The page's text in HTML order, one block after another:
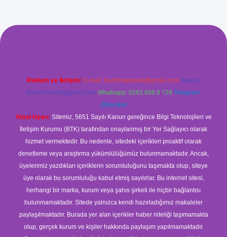
Reklam ve İletişim: E-mail: backlinkpaneli@gmail.com Teams:
forumhizmeti@gmail.com Whatsapp: 0262 606 0 726 Telegram:
@karabul
Yasal Uyarı: Sitemiz, 5651 Sayılı Kanun gereğince Bilgi Teknolojileri ve
İletişim Kurumu (BTK) tarafından onaylanmış bir Yer Sağlayıcı olarak
hizmet vermektedir. Bu nedenle, sitedeki içerikleri proaktif olarak
denetleme veya araştırma yükümlülüğümüz bulunmamaktadır. Ancak,
üyelerimiz yazdıkları içeriklerin sorumluluğunu taşımakta olup, siteye
üye olarak bu sorumluluğu kabul etmiş sayılırlar. Bu internet sitesi,
herhangi bir marka, kurum veya şahıs şirketi ile hiçbir bağlantısı
bulunmamaktadır. Sitede yalnızca kendi hazırladığımız makaleler
paylaşılmaktadır. Burada yer alan içerikler haber niteliği taşımamakta
olup, gerçek kurum ve kişiler hakkında paylaşım yapılmamaktadır.